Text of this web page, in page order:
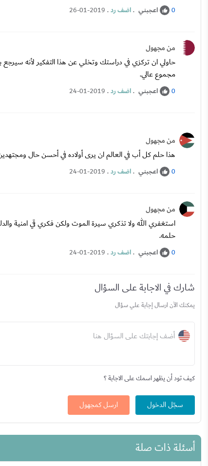
0 اعجبني .اضف رد.
26-01-2019
من مجهول
حاولي ان تركزي في دراستك وتخلي عن هذا التفكير لأنه
مجموع عالي.
0 اعجبني .اضف رد.
24-01-2019
من مجهول
هذا حلم كل أب في العالم ان يرى أولاده في أحسن حال
0 اعجبني .اضف رد.
24-01-2019
من مجهول
استغفري الله ولا تذكري سيرة الموت ولكن فكري قي
حلمه.
0 اعجبني .اضف رد.
24-01-2019
شارك في الاجابة على السؤال
يمكنك الآن ارسال إجابة علي سؤال
أضف إجابتك على السؤال هنا
كيف تود أن يظهر اسمك على الاجابة ؟
سجّل الدخول ارسل كمجهول
أسئلة ذات صلة